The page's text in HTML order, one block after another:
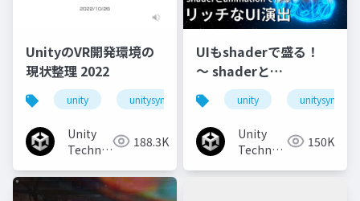
UnityのVR開発環境の
現状整理 2022
unity unitysync
Unity
Technologies188.3K
UIもshaderで盛る！
〜 shaderと
animationで作るリッ
チなUI演出
unity unitysync
Unity
Technologies150K